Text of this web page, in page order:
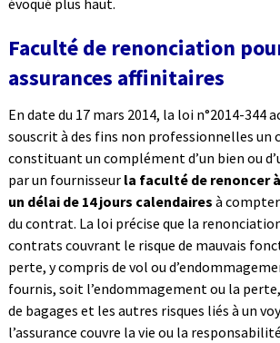
évoqué plus haut.
Faculté de renonciation
assurances affinitaires
En date du 17 mars 2014, la loi n°2014-344
souscrit à des fins non professionnelles un
constituant un complément d’un bien ou
par un fournisseurla faculté de renoncer
un délai de 14 jours calendaires à
du contrat. La loi précise que la
contrats couvrant le risque de mauvais
perte, y compris de vol ou
fournis, soit l’endommagement ou la
de bagages et les autres risques liés à un
l’assurance couvre la vie ou la